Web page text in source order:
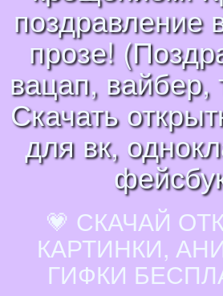
поздравление
прозе!
вацап, вайбер,
Скачать
для вк,
💗 СКАЧАЙ
КАРТИНКИ,
ГИФКИ